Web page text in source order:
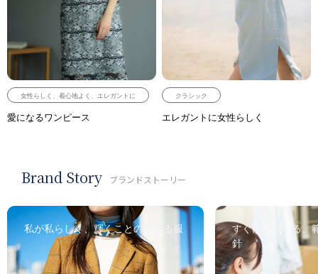
女性らしく、着心地よく、エレガントに
愛になるワンピース
クラシック
エレガントに女性らしく
Brand Story ブランドストーリー
私が私らしく、輝くことのできる服
すぐに行動する、
針